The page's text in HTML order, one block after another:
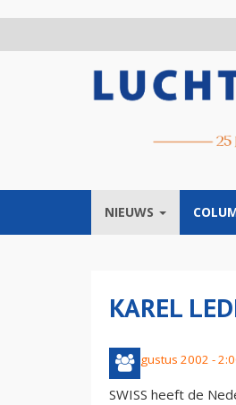
NIEUWS
KAREL
23 augustus 2002 -
SWISS heeft de